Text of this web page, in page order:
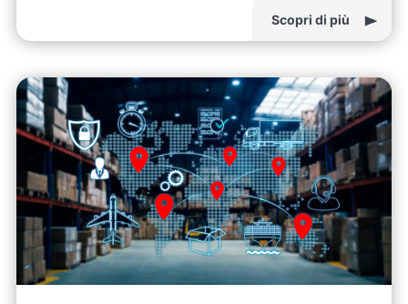
Scopri di più